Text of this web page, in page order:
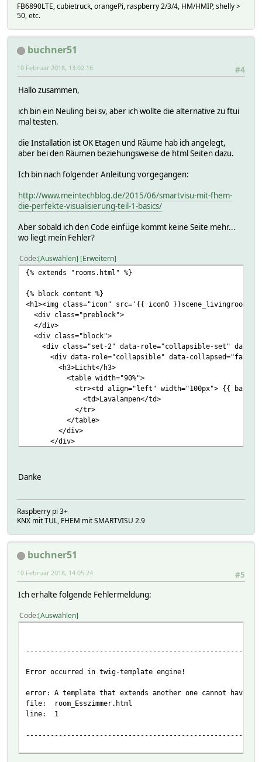
FB6890LTE, cubietruck, orangePi, raspberry 2/3/4, HM/HMIP, shelly >
50, etc.
buchner51
#4
10 Februar 2018, 13:02:16
Hallo zusammen,
ich bin ein Neuling bei sv, aber ich wollte die alternative zu ftui
mal testen.
die Installation ist OK Etagen und Räume hab ich angelegt,
aber bei den Räumen beziehungsweise de html Seiten dazu.
Ich bin nach folgender Anleitung vorgegangen:
http://www.meintechblog.de/2015/06/smartvisu-mit-fhem-
die-perfekte-visualisierung-teil-1-basics/
Aber sobald ich den Code einfüge kommt keine Seite mehr...
wo liegt mein Fehler?
Code Auswählen Erweitern
{% extends "rooms.html" %}
{% block content %}
<h1><img class="icon" src='{{ icon0
<div class="preblock">
</div>
<div class="block">
<div class="set-2" data-role="collapsible-set" data-
<div data-role="collapsible" data-collapsed="false"
<h3>Licht</h3>
<table width="90%">
<tr><td align="left" width="100px"> {{
<td>Lavalampen</td>
</tr>
</table>
</div>
</div>
{% endblock %}
Danke
Raspberry pi 3+
KNX mit TUL, FHEM mit SMARTVISU 2.9
buchner51
#5
10 Februar 2018, 14:05:24
Ich erhalte folgende Fehlermeldung:
Code Auswählen
Error occurred in twig-template engine!
error: A template that extends another one cannot have a
file: room_Esszimmer.html
line: 1